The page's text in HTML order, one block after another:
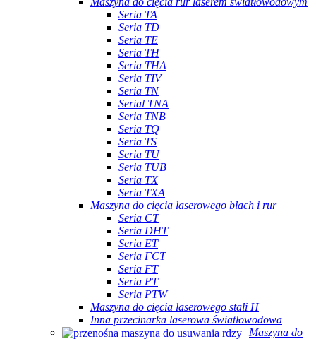
Seria TA
Seria TD
Seria TE
Seria TH
Seria THA
Seria TIV
Seria TN
Serial TNA
Seria TNB
Seria TQ
Seria TS
Seria TU
Seria TUB
Seria TX
Seria TXA
Maszyna do cięcia laserowego blach i rur
Seria CT
Seria DHT
Seria ET
Seria FCT
Seria FT
Seria PT
Seria PTW
Maszyna do cięcia laserowego stali H
Inna przecinarka laserowa światłowodowa
Maszyna do